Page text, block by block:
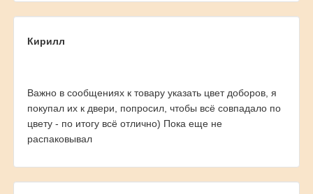
Кирилл
Важно в сообщениях к товару указать цвет доборов, я
покупал их к двери, попросил, чтобы всё совпадало по
цвету - по итогу всё отлично) Пока еще не
распаковывал